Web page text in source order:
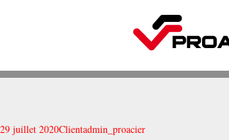
29 juillet 2020Clientadmin_proacier